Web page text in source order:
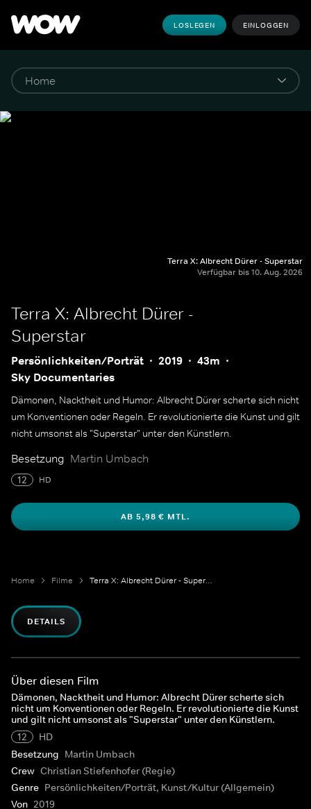
LOSLEGEN EINLOGGEN
Terra X: Albrecht Dürer - Superstar
Verfügbar bis 10. Aug. 2026
Terra X: Albrecht Dürer -
Superstar
Persönlichkeiten/Porträt 2019
43m
Sky Documentaries
Dämonen, Nacktheit und Humor: Albrecht Dürer scherte sich nicht
um Konventionen oder Regeln. Er revolutionierte die Kunst und gilt
nicht umsonst als "Superstar" unter den Künstlern.
Besetzung Martin Umbach
12 HD
AB 5,98 € MTL.
Home Filme Terra X: Albrecht Dürer - Superstar
DETAILS
Über diesen Film
Dämonen, Nacktheit und Humor: Albrecht Dürer scherte sich
nicht um Konventionen oder Regeln. Er revolutionierte die Kunst
und gilt nicht umsonst als "Superstar" unter den Künstlern.
12
HD
Besetzung Martin Umbach
Crew Christian Stiefenhofer (Regie)
Genre Persönlichkeiten/Porträt, Kunst/Kultur (Allgemein)
Von 2019